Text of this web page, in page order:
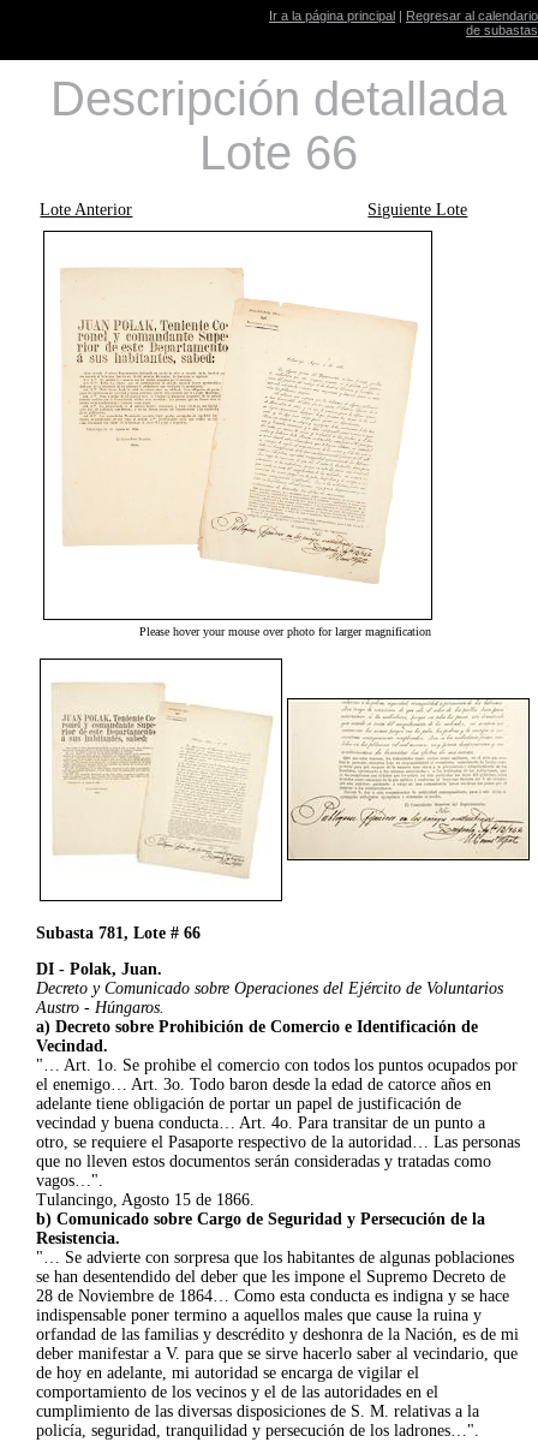
Ir a la página principal | Regresar al calendario
de subastas
Descripción detallada
Lote 66
Lote Anterior Siguiente Lote
Please hover your mouse over photo for larger magnification
Subasta 781, Lote # 66
DI - Polak, Juan.
Decreto y Comunicado sobre Operaciones del Ejército de Voluntarios
Austro - Húngaros.
a) Decreto sobre Prohibición de Comercio e Identificación de
Vecindad.
"… Art. 1o. Se prohibe el comercio con todos los puntos ocupados por
el enemigo… Art. 3o. Todo baron desde la edad de catorce años en
adelante tiene obligación de portar un papel de justificación de
vecindad y buena conducta… Art. 4o. Para transitar de un punto a
otro, se requiere el Pasaporte respectivo de la autoridad… Las personas
que no lleven estos documentos serán consideradas y tratadas como
vagos…".
Tulancingo, Agosto 15 de 1866.
b) Comunicado sobre Cargo de Seguridad y Persecución de la
Resistencia.
"… Se advierte con sorpresa que los habitantes de algunas poblaciones
se han desentendido del deber que les impone el Supremo Decreto de
28 de Noviembre de 1864… Como esta conducta es indigna y se hace
indispensable poner termino a aquellos males que cause la ruina y
orfandad de las familias y descrédito y deshonra de la Nación, es de mi
deber manifestar a V. para que se sirve hacerlo saber al vecindario, que
de hoy en adelante, mi autoridad se encarga de vigilar el
comportamiento de los vecinos y el de las autoridades en el
cumplimiento de las diversas disposiciones de S. M. relativas a la
policía, seguridad, tranquilidad y persecución de los ladrones…".